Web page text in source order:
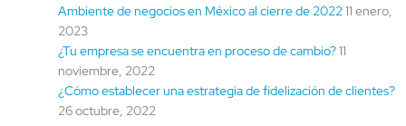
Ambiente de negocios en México al cierre de 202211 enero,
2023
¿Tu empresa se encuentra en proceso de cambio?11
noviembre, 2022
¿Cómo establecer una estrategia de fidelización de clientes?
26 octubre, 2022